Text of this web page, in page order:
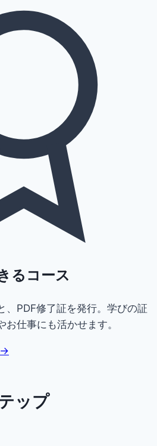
るコース
、PDF修了証を発行。学びの証
仕事にも活かせます。
→
ップ